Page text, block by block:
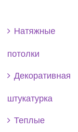
Натяжные
потолки
Декоративная
штукатурка
Теплые